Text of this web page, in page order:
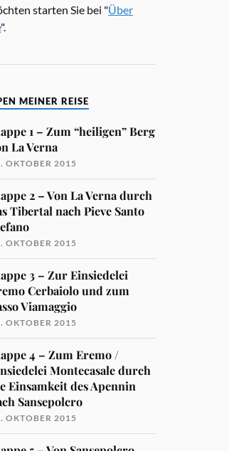
starten Sie bei "Über
".
MEINER REISE
1 – Zum “heiligen” Berg
La Verna
OKTOBER 2015
2 – Von La Verna durch
Tibertal nach Pieve Santo
OKTOBER 2015
3 – Zur Einsiedelei
Cerbaiolo und zum
Viamaggio
OKTOBER 2015
4 – Zum Eremo /
Montecasale durch
Einsamkeit des Apennin
Sansepolcro
OKTOBER 2015